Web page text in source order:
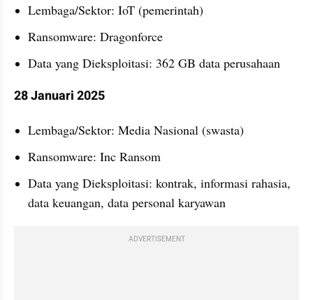
Lembaga/Sektor: IoT (pemerintah)
Ransomware: Dragonforce
Data yang Dieksploitasi: 362 GB data perusahaan
28 Januari 2025
Lembaga/Sektor: Media Nasional (swasta)
Ransomware: Inc Ransom
Data yang Dieksploitasi: kontrak, informasi rahasia,
data keuangan, data personal karyawan
ADVERTISEMENT